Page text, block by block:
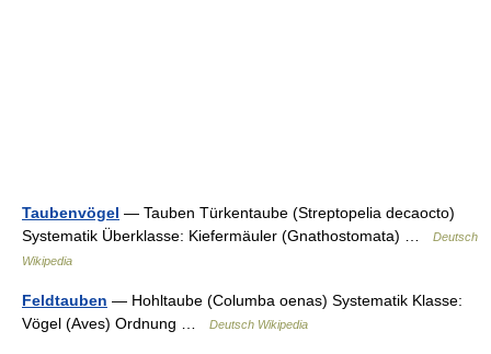
Taubenvögel — Tauben Türkentaube (Streptopelia decaocto)
Systematik Überklasse: Kiefermäuler (Gnathostomata) …
Deutsch
Wikipedia
Feldtauben — Hohltaube (Columba oenas) Systematik Klasse:
Vögel (Aves) Ordnung …
Deutsch Wikipedia